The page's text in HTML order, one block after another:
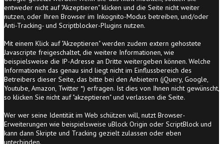
entweder nicht auf "Akzeptieren" klicken und die Seite nicht weiter
nutzen, oder Ihren Browser im Inkognito-Modus betreiben, und/oder
Anti-Tracking- und Scriptblocker-Plugins nutzen.
Mit einem Klick auf "Akzeptieren" werden zudem extern gehostete
Javascripte freigeschaltet, die weitere Informationen, wie
beispielsweise die IP-Adresse an Dritte weitergeben können. Welche
Informationen das genau sind liegt nicht im Einflussbereich des
Betreibers dieser Seite, das bitte bei den Anbietern (jQuery, Google,
Youtube, Amazon, Twitter *) erfragen. Ist dies von Ihnen nicht gewünscht,
so klicken Sie nicht auf "akzeptieren" und verlassen die Seite.
Wer wer seine Identität im Web schützen will, nutzt Browser-
Erweiterungen wie beispielsweise uBlock Origin oder ScriptBlock und
kann dann Skripte und Tracking gezielt zulassen oder eben
unterbinden.